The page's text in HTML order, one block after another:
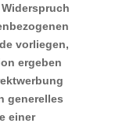
vorliegen,
ergeben
generelles
einer